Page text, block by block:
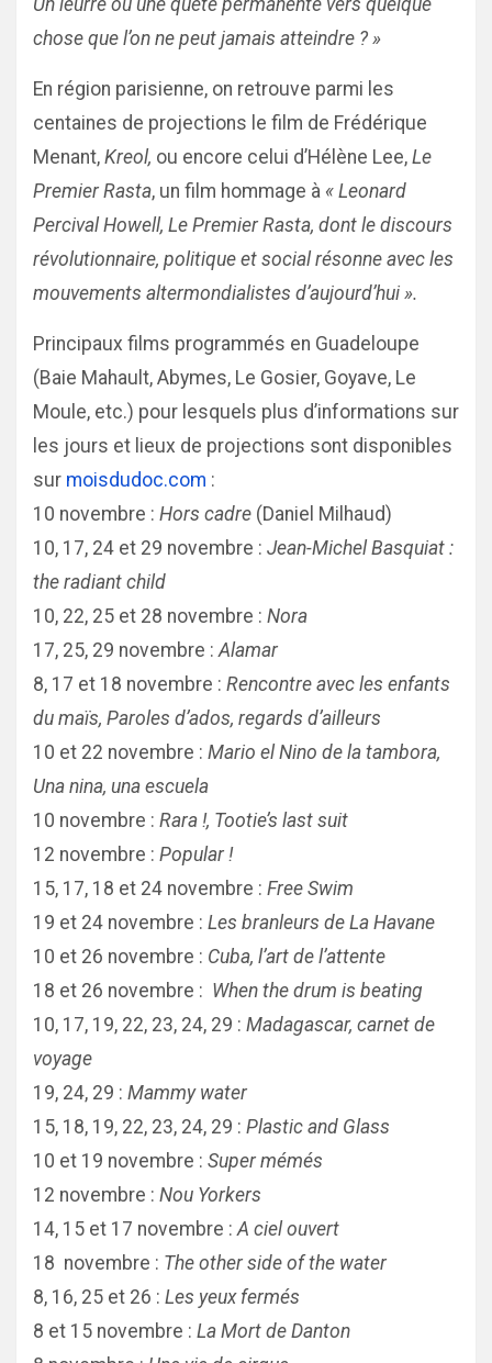
Un leurre ou une quête permanente vers quelque
chose que l’on ne peut jamais atteindre ? »
En région parisienne, on retrouve parmi les
centaines de projections le film de Frédérique
Menant, Kreol, ou encore celui d’Hélène Lee, Le
Premier Rasta, un film hommage à « Leonard
Percival Howell, Le Premier Rasta, dont le discours
révolutionnaire, politique et social résonne avec les
mouvements altermondialistes d’aujourd’hui ».
Principaux films programmés en Guadeloupe
(Baie Mahault, Abymes, Le Gosier, Goyave, Le
Moule, etc.) pour lesquels plus d’informations sur
les jours et lieux de projections sont disponibles
sur moisdudoc.com :
10 novembre : Hors cadre (Daniel Milhaud)
10, 17, 24 et 29 novembre : Jean-Michel Basquiat :
the radiant child
10, 22, 25 et 28 novembre : Nora
17, 25, 29 novembre :Alamar
8, 17 et 18 novembre : Rencontre avec les enfants
du maïs, Paroles d’ados, regards d’ailleurs
10 et 22 novembre : Mario el Nino de la tambora,
Una nina, una escuela
10 novembre : Rara !, Tootie’s last suit
12 novembre : Popular !
15, 17, 18 et 24 novembre : Free Swim
19 et 24 novembre : Les branleurs de La Havane
10 et 26 novembre : Cuba, l’art de l’attente
18 et 26 novembre : When the drum is beating
10, 17, 19, 22, 23, 24, 29 : Madagascar, carnet de
voyage
19, 24, 29 : Mammy water
15, 18, 19, 22, 23, 24, 29 : Plastic and Glass
10 et 19 novembre : Super mémés
12 novembre : Nou Yorkers
14, 15 et 17 novembre :A ciel ouvert
18 novembre : The other side of the water
8, 16, 25 et 26 : Les yeux fermés
8 et 15 novembre : La Mort de Danton